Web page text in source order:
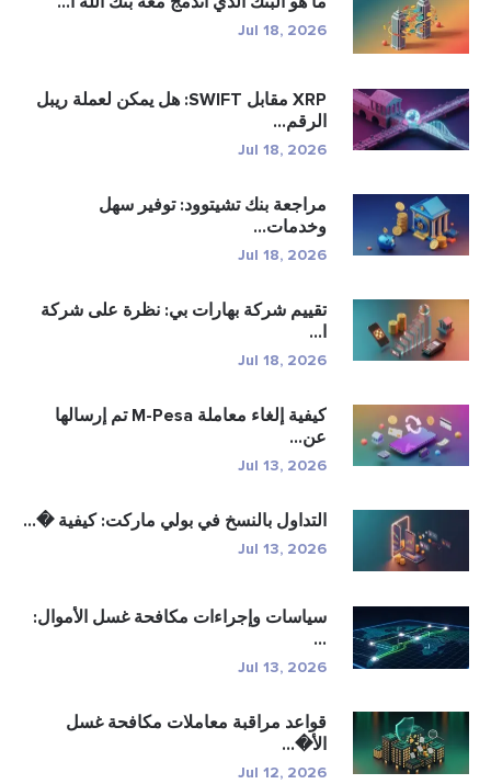
Jul 18, 2026
XRP مقابل SWIFT: هل يمكن لعملة ريبل
الرقم...
Jul 18, 2026
مراجعة بنك تشيتوود: توفير سهل
وخدمات...
Jul 18, 2026
تقييم شركة بهارات بي: نظرة على شركة
ا...
Jul 18, 2026
كيفية إلغاء معاملة M-Pesa تم إرسالها
عن...
Jul 13, 2026
التداول بالنسخ في بولي ماركت: كيفية �...
Jul 13, 2026
سياسات وإجراءات مكافحة غسل الأموال:
...
Jul 13, 2026
قواعد مراقبة معاملات مكافحة غسل
الأ�...
Jul 12, 2026